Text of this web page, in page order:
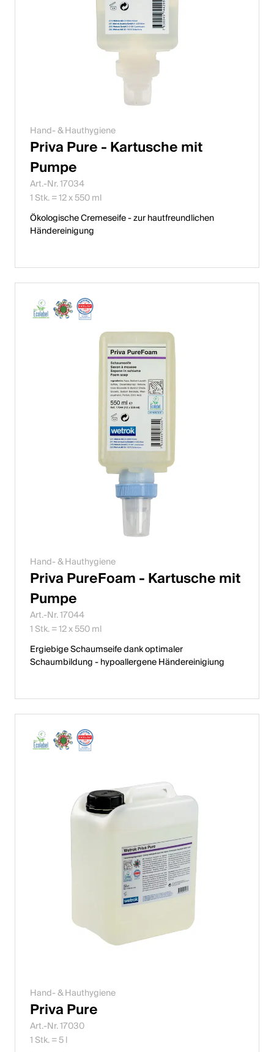
Hand- & Hauthygiene
Priva Pure - Kartusche mit
Pumpe
Art.-Nr. 17034
1 Stk. = 12 x 550 ml
Ökologische Cremeseife - zur hautfreundlichen
Händereinigung
Hand- & Hauthygiene
Priva PureFoam - Kartusche mit
Pumpe
Art.-Nr. 17044
1 Stk. = 12 x 550 ml
Ergiebige Schaumseife dank optimaler
Schaumbildung - hypoallergene Händereinigiung
Hand- & Hauthygiene
Priva Pure
Art.-Nr. 17030
1 Stk. = 5 l